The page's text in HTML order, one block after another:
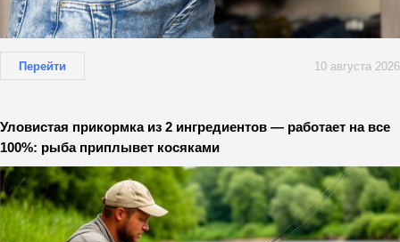
Перейти 10 августа 2026
Уловистая прикормка из 2 ингредиентов — работает на все
100%: рыба приплывет косяками